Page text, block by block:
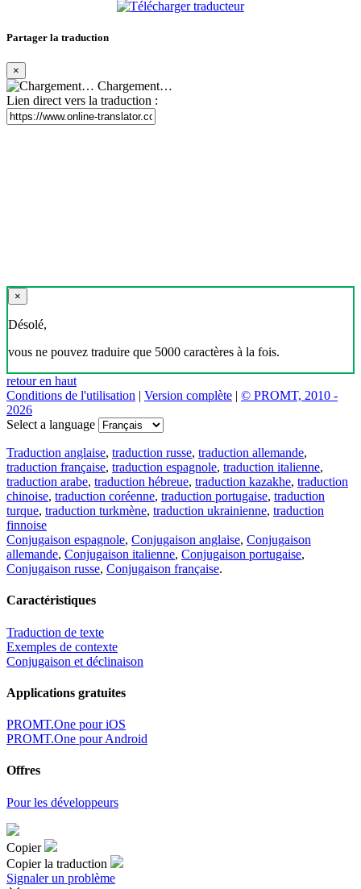
Partager la traduction
×
Chargement…
Lien direct vers la traduction :
×
Désolé,
vous ne pouvez traduire que 5000 caractères à la fois.
retour en haut
Conditions de l'utilisation | Version complète | © PROMT, 2010 -
2026
Select a language
Traduction anglaise, traduction russe, traduction allemande,
traduction française, traduction espagnole, traduction italienne,
traduction arabe, traduction hébreue, traduction kazakhe, traduction
chinoise, traduction coréenne, traduction portugaise, traduction
turque, traduction turkmène, traduction ukrainienne, traduction
finnoise
Conjugaison espagnole, Conjugaison anglaise, Conjugaison
allemande, Conjugaison italienne, Conjugaison portugaise,
Conjugaison russe, Conjugaison française.
Caractéristiques
Traduction de texte
Exemples de contexte
Conjugaison et déclinaison
Applications gratuites
PROMT.One pour iOS
PROMT.One pour Android
Offres
Pour les développeurs
Copier
Copier la traduction
Signaler un problème